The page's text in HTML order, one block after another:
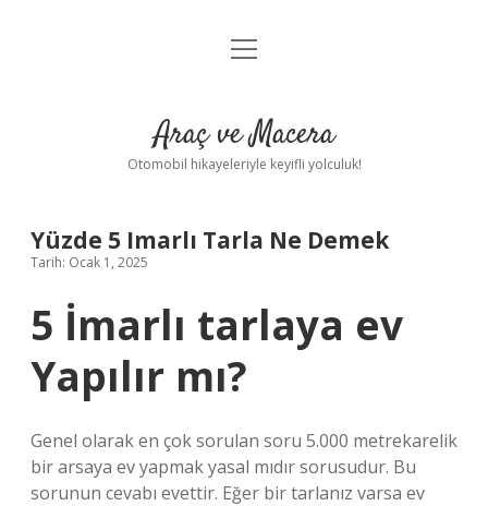
Anasayfa
Yasal Uyarı
menüyü
Araç ve Macera
Otomobil hikayeleriyle keyifli yolculuk!
Yüzde 5 Imarlı Tarla Ne Demek
Tarih: Ocak 1, 2025
5 İmarlı tarlaya ev
Yapılır mı?
Genel olarak en çok sorulan soru 5.000 metrekarelik
bir arsaya ev yapmak yasal mıdır sorusudur. Bu
sorunun cevabı evettir. Eğer bir tarlanız varsa ev